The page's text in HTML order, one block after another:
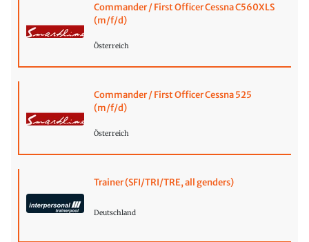
Commander / First Officer Cessna C560XLS
(m/f/d)
Österreich
Commander / First Officer Cessna 525
(m/f/d)
Österreich
Trainer (SFI/TRI/TRE, all genders)
Deutschland